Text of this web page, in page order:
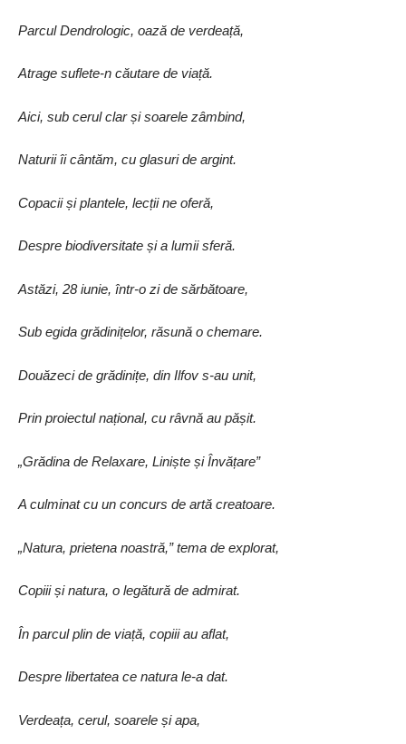
Parcul Dendrologic, oază de verdeață,
Atrage suflete-n căutare de viață.
Aici, sub cerul clar și soarele zâmbind,
Naturii îi cântăm, cu glasuri de argint.
Copacii și plantele, lecții ne oferă,
Despre biodiversitate și a lumii sferă.
Astăzi, 28 iunie, într-o zi de ­sărbătoare,
Sub egida grădinițelor, răsună o chemare.
Douăzeci de grădinițe, din Ilfov s-au unit,
Prin proiectul național, cu râvnă au pășit.
„Grădina de Relaxare, Liniște și Învățare”
A culminat cu un concurs de artă creatoare.
„Natura, prietena noastră,” tema de explorat,
Copiii și natura, o legătură de admirat.
În parcul plin de viață, copiii au aflat,
Despre libertatea ce natura le-a dat.
Verdeața, cerul, soarele și apa,